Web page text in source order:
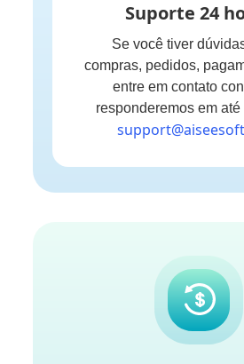
Suporte 24
Se você tiver
compras, pedidos,
entre em contato
responderemos em até